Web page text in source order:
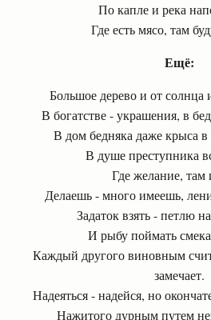
По капле и река
Где есть мясо, там
Ещё:
Большое дерево и от солнца
В богатстве - украшения, в
В дом бедняка даже крыса в
В душе преступника
Где желание, там
Делаешь - много имеешь,
Задаток взять - петлю
И рыбу поймать
Каждый другого виновным
замечает.
Надеяться - надейся, но
Нажитого дурным путем